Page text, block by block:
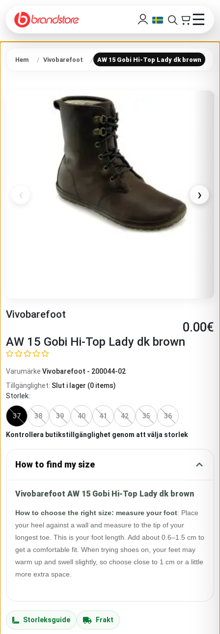
☰
Hem Vivobarefoot AW 15 Gobi Hi-Top Lady dk brown
‹ ›
Vivobarefoot
0.00€
AW 15 Gobi Hi-Top Lady dk brown
Varumärke Vivobarefoot - 200044-02
Tillgänglighet: Slut i lager (0 items)
Storlek:
37 38 39 40 41 42 35 36
Kontrollera butikstillgänglighet genom att välja storlek
How to find my size
Vivobarefoot AW 15 Gobi Hi-Top Lady dk brown
How to choose the right size: measure your foot: Place
your heel against a wall and measure to the tip of your
longest toe. This is your foot length. Add about 0.6–1.5 cm to
get a comfortable fit. When trying shoes on, your feet may
warm up and swell slightly, so choose close to 1 cm or a little
more extra space.
Storleksguide Frakt